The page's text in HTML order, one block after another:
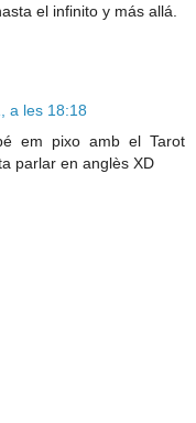
el infinito y más allá.
a les 18:18
em pixo amb el Tarot
parlar en anglès XD